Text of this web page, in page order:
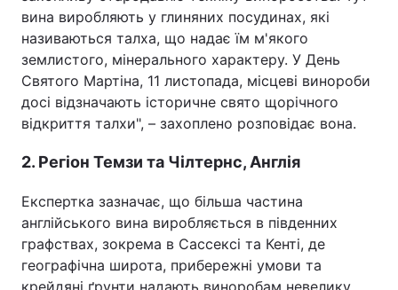
вина виробляють у глиняних посудинах, які
називаються талха, що надає їм м'якого
землистого, мінерального характеру. У День
Святого Мартіна, 11 листопада, місцеві винороби
досі відзначають історичне свято щорічного
відкриття талхи", – захоплено розповідає вона.
2. Регіон Темзи та Чілтернс, Англія
Експертка зазначає, що більша частина
англійського вина виробляється в південних
графствах, зокрема в Сассексі та Кенті, де
географічна широта, прибережні умови та
крейдяні ґрунти надають виноробам невелику